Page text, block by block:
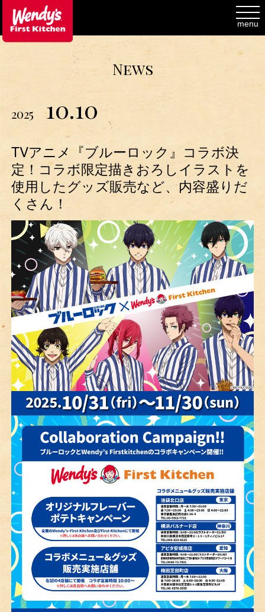
menu
News
2025 10.10
TVアニメ『ブルーロック』コラボ決
定！コラボ限定描きおろしイラストを
使用したグッズ販売など、内容盛りだ
くさん！